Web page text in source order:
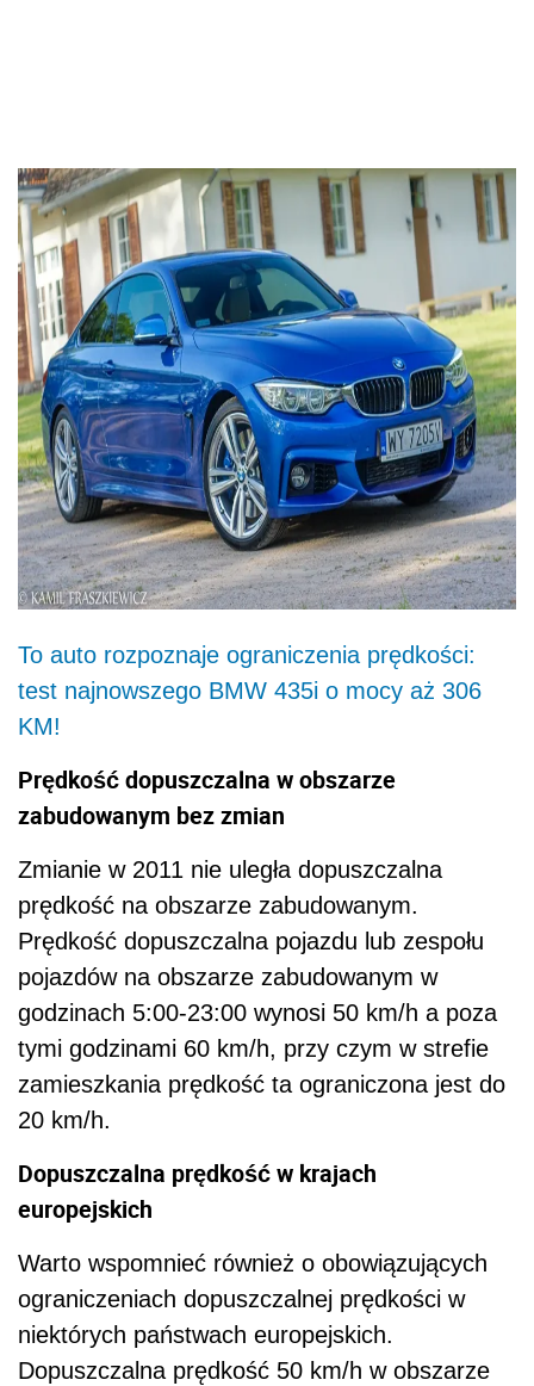
To auto rozpoznaje ograniczenia prędkości:
test najnowszego BMW 435i o mocy aż 306
KM!
Prędkość dopuszczalna w obszarze
zabudowanym bez zmian
Zmianie w 2011 nie uległa dopuszczalna
prędkość na obszarze zabudowanym.
Prędkość dopuszczalna pojazdu lub zespołu
pojazdów na obszarze zabudowanym w
godzinach 5:00-23:00 wynosi 50 km/h a poza
tymi godzinami 60 km/h, przy czym w strefie
zamieszkania prędkość ta ograniczona jest do
20 km/h.
Dopuszczalna prędkość w krajach
europejskich
Warto wspomnieć również o obowiązujących
ograniczeniach dopuszczalnej prędkości w
niektórych państwach europejskich.
Dopuszczalna prędkość 50 km/h w obszarze